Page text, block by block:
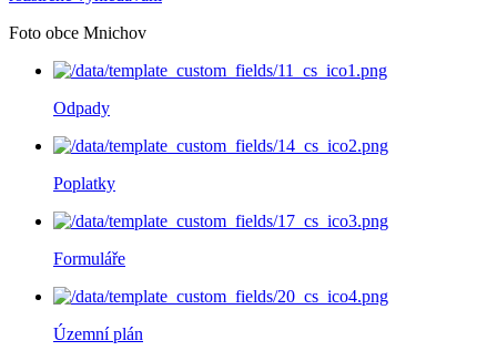
Foto obce Mnichov
Odpady
Poplatky
Formuláře
Územní plán